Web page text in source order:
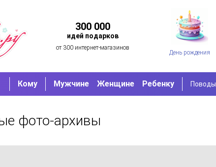
300 000
идей подарков
от 300 интернет-магазинов
День рождения
Кому Мужчине Женщине Ребенку Поводы
фото-архивы